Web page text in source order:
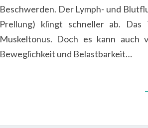
Beschwerden. Der Lymph- und
Prellung) klingt schneller ab.
Muskeltonus. Doch es kann auch
Beweglichkeit und Belastbarkeit…